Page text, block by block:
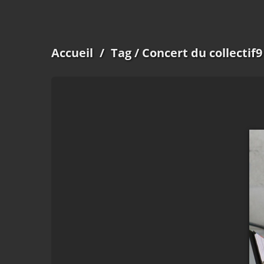
Accueil / Tag/ Concert du collectif9